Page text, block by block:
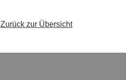
Zurück zur Übersicht